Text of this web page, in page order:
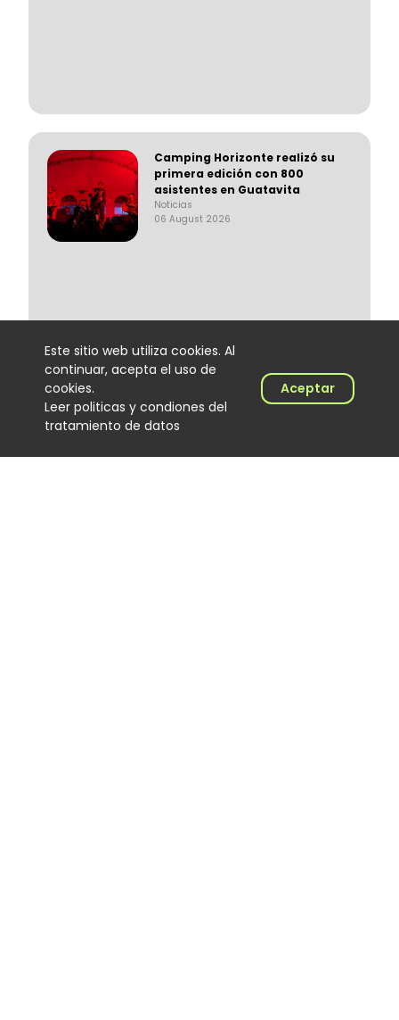
Camping Horizonte realizó su
primera edición con 800
asistentes en Guatavita
Noticias
06 August 2026
semanas en el No. 1 del Top
Este sitio web utiliza cookies. Al
continuar, acepta el uso de
cookies.
Leer politicas y condiones del
tratamiento de datos
Aceptar